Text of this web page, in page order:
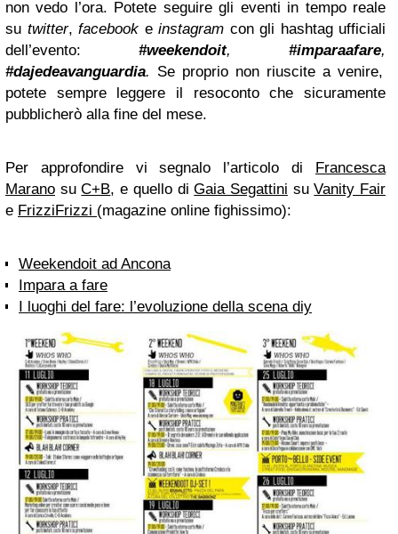
non vedo l’ora. Potete seguire gli eventi in tempo reale
su twitter, facebook e instagram con gli hashtag ufficiali
dell’evento: #weekendoit, #imparaafare,
#dajedeavanguardia. Se proprio non riuscite a venire,
potete sempre leggere il resoconto che sicuramente
pubblicherò alla fine del mese.
Per approfondire vi segnalo l’articolo di
Francesca
Marano suC+B, e quello diGaia Segattini suVanity Fair
e FrizziFrizzi (magazine online fighissimo):
Weekendoit ad Ancona
Impara a fare
I luoghi del fare: l’evoluzione della scena diy